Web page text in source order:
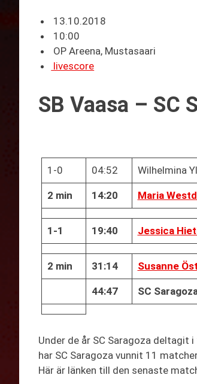
13.10.2018
10:00
OP Areena, Mustasaari
livescore
SB Vaasa – SC
1-0 04:52 Wilhelmina
2 min 14:20 Maria
1-1 19:40 Jessica
2 min 31:14 Susanne
44:47 SC
Under de år SC Saragoza deltagit
har SC Saragoza vunnit 11
Här är länken till den senaste